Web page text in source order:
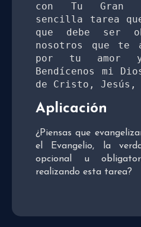
con Tu Gran
sencilla tarea
que debe ser
nosotros que te
por tu amor y
Bendícenos mi
de Cristo, Jesús,
Aplicación
¿Piensas que
el Evangelio, la
opcional u
realizando esta tarea?